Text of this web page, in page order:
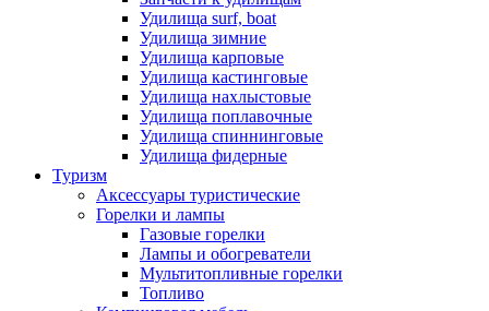
Удилища surf, boat
Удилища зимние
Удилища карповые
Удилища кастинговые
Удилища нахлыстовые
Удилища поплавочные
Удилища спиннинговые
Удилища фидерные
Туризм
Аксессуары туристические
Горелки и лампы
Газовые горелки
Лампы и обогреватели
Мультитопливные горелки
Топливо